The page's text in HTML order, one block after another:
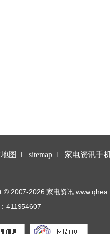
图 ‖ sitemap ‖ 家电资讯手
2007-2026 家电资讯
411954607